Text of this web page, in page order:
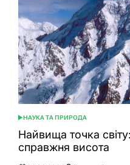
ОПУБЛІКУВАТИ
У
НАУКА ТА ПРИРОДА
Найвища точка
справжня висота